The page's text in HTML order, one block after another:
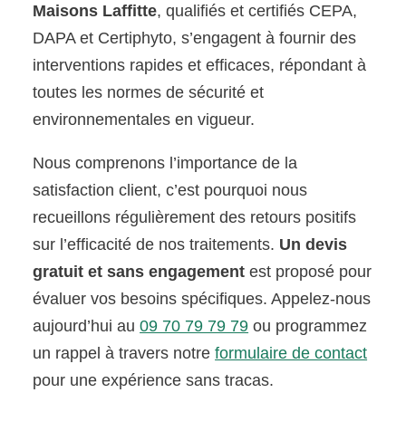
Maisons Laffitte, qualifiés et certifiés CEPA,
DAPA et Certiphyto, s’engagent à fournir des
interventions rapides et efficaces, répondant à
toutes les normes de sécurité et
environnementales en vigueur.
Nous comprenons l’importance de la
satisfaction client, c’est pourquoi nous
recueillons régulièrement des retours positifs
sur l’efficacité de nos traitements. Un devis
gratuit et sans engagement est proposé pour
évaluer vos besoins spécifiques. Appelez-nous
aujourd’hui au09 70 79 79 79 ou programmez
un rappel à travers notreformulaire de contact
pour une expérience sans tracas.